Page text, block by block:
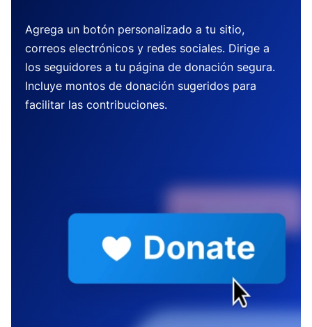
Agrega un botón personalizado a tu sitio,
correos electrónicos y redes sociales. Dirige a
los seguidores a tu página de donación segura.
Incluye montos de donación sugeridos para
facilitar las contribuciones.